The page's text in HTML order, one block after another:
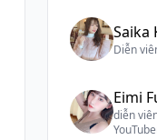
Saika
Diễn
Eimi
diễn